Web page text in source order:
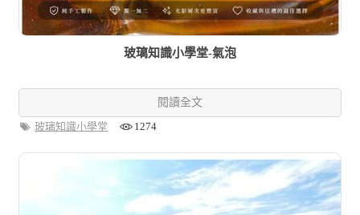
玻璃知識小學堂-氣泡
閱讀全文
玻璃知識小學堂
1274